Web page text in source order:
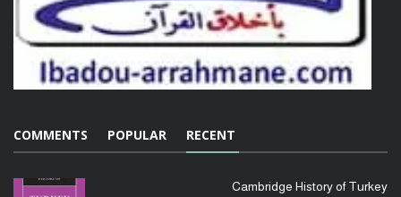
RECENT
POPULAR
COMMENTS
Cambridge History of Turkey